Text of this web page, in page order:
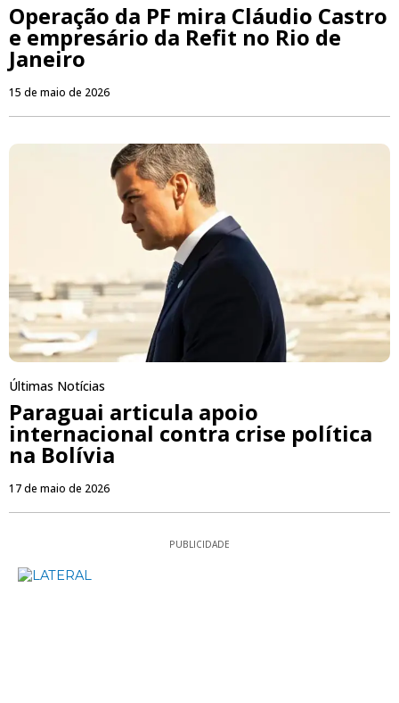
Operação da PF mira Cláudio Castro
e empresário da Refit no Rio de
Janeiro
15 de maio de 2026
Últimas Notícias
Paraguai articula apoio
internacional contra crise política
na Bolívia
17 de maio de 2026
PUBLICIDADE